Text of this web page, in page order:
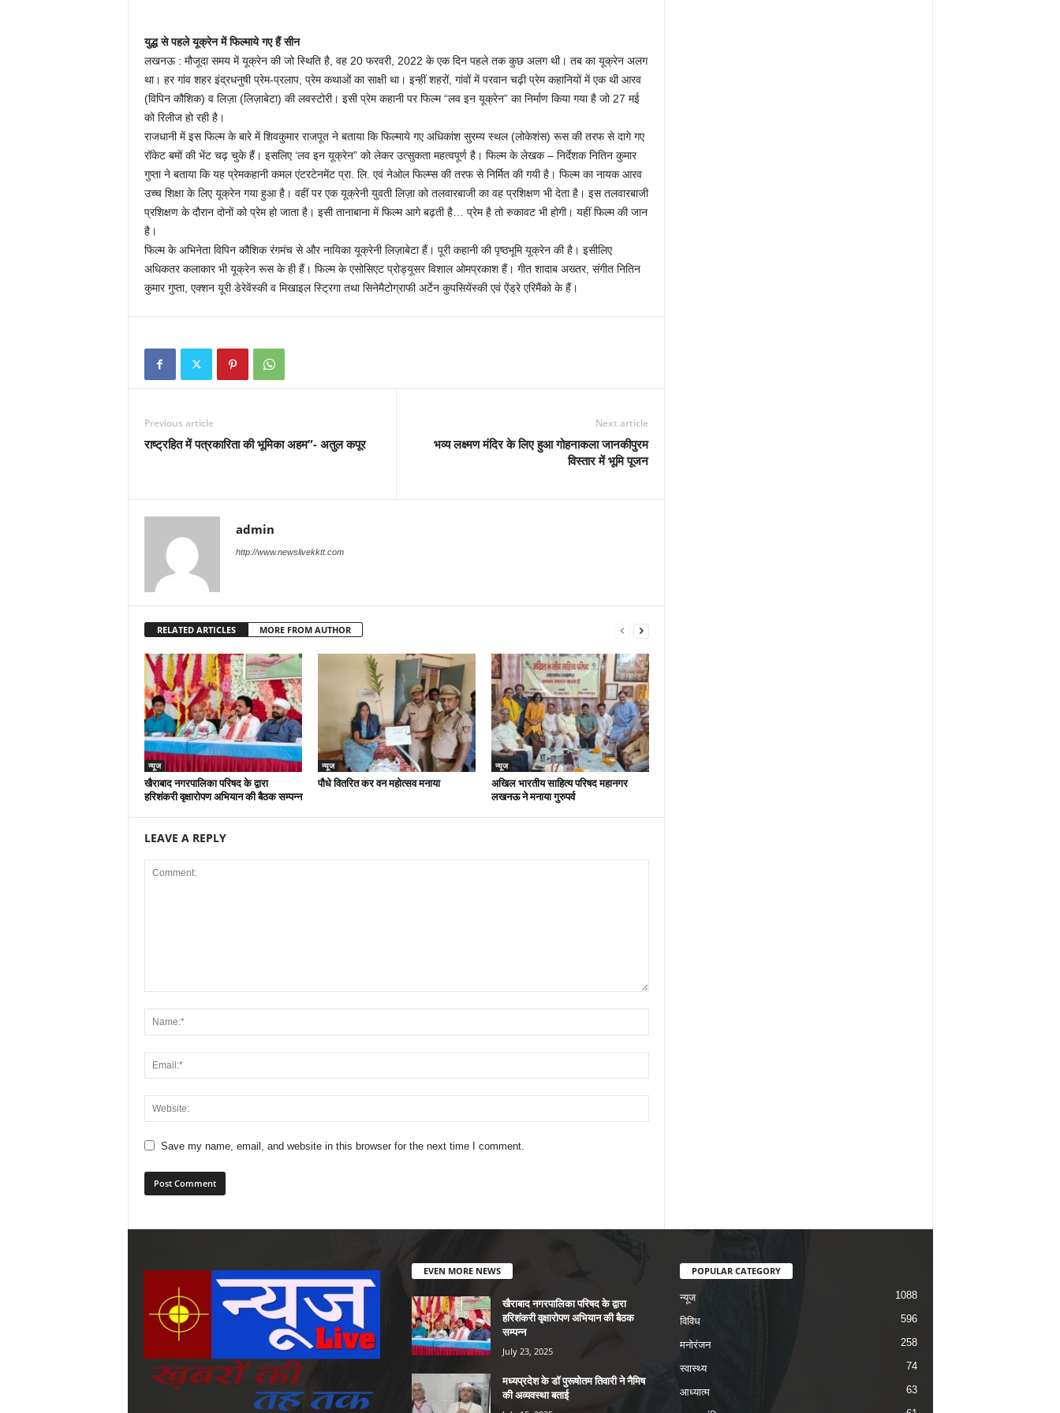
युद्ध से पहले यूक्रेन में फिल्माये गए हैं सीन
लखनऊ : मौजूदा समय में यूक्रेन की जो स्थिति है, वह 20 फरवरी, 2022 के एक दिन पहले तक कुछ अलग थी। तब का यूक्रेन अलग
था। हर गांव शहर इंद्रधनुषी प्रेम-प्रलाप, प्रेम कथाओं का साक्षी था। इन्हीं शहरों, गांवों में परवान चढ़ी प्रेम कहानियों में एक थी आरव
(विपिन कौशिक) व लिज़ा (लिज़ाबेटा) की लवस्टोरी। इसी प्रेम कहानी पर फिल्म “लव इन यूक्रेन” का निर्माण किया गया है जो 27 मई
को रिलीज हो रही है।
राजधानी में इस फिल्म के बारे में शिवकुमार राजपूत ने बताया कि फिल्माये गए अधिकांश सुरम्य स्थल (लोकेशंस) रूस की तरफ से दागे गए
रॉकेट बमों की भेंट चढ़ चुके हैं। इसलिए ‘लव इन यूक्रेन” को लेकर उत्सुकता महत्वपूर्ण है। फिल्म के लेखक – निर्देशक नितिन कुमार
गुप्ता ने बताया कि यह प्रेमकहानी कमल एंटरटेनमेंट प्रा. लि. एवं नेओल फिल्म्स की तरफ से निर्मित की गयी है। फिल्म का नायक आरव
उच्च शिक्षा के लिए यूक्रेन गया हुआ है। वहीं पर एक यूक्रेनी युवती लिज़ा को तलवारबाजी का वह प्रशिक्षण भी देता है। इस तलवारबाजी
प्रशिक्षण के दौरान दोनों को प्रेम हो जाता है। इसी तानाबाना में फिल्म आगे बढ़ती है… प्रेम है तो रुकावट भी होगी। यहीं फिल्म की जान
है।
फिल्म के अभिनेता विपिन कौशिक रंगमंच से और नायिका यूक्रेनी लिज़ाबेटा हैं। पूरी कहानी की पृष्ठभूमि यूक्रेन की है। इसीलिए
अधिकतर कलाकार भी यूक्रेन रूस के ही हैं। फिल्म के एसोसिएट प्रोड्यूसर विशाल ओमप्रकाश हैं। गीत शादाब अख्तर, संगीत नितिन
कुमार गुप्ता, एक्शन यूरी डेरेवेंस्की व मिखाइल स्ट्रिगा तथा सिनेमैटोग्राफी अर्टेन कुपसियेंस्की एवं ऐंड्रे एरिमैंको के हैं।
Previous article
राष्ट्रहित में पत्रकारिता की भूमिका अहम”- अतुल कपूर
Next article
भव्य लक्ष्मण मंदिर के लिए हुआ गोहनाकला जानकीपुरम
विस्तार में भूमि पूजन
admin
http://www.newslivekktt.com
RELATED ARTICLES MORE FROM AUTHOR
न्यूज
खैराबाद नगरपालिका परिषद के द्वारा
हरिशंकरी वृक्षारोपण अभियान की बैठक सम्पन्न
न्यूज
पौधे वितरित कर वन महोत्सव मनाया
न्यूज
अखिल भारतीय साहित्य परिषद महानगर
लखनऊ ने मनाया गुरुपर्व
LEAVE A REPLY
Save my name, email, and website in this browser for the next time I comment.
EVEN MORE NEWS
खैराबाद नगरपालिका परिषद के द्वारा
हरिशंकरी वृक्षारोपण अभियान की बैठक
सम्पन्न
July 23, 2025
मध्यप्रदेश के डॉ पुरूषोतम तिवारी ने नैमिष
की अव्यवस्था बताई
POPULAR CATEGORY
न्यूज 1088
विविध 596
मनोरंजन 258
स्वास्थ्य 74
आध्यात्म 63